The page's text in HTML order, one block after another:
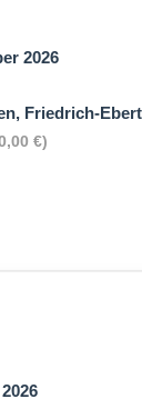
2026
Friedrich-
€)